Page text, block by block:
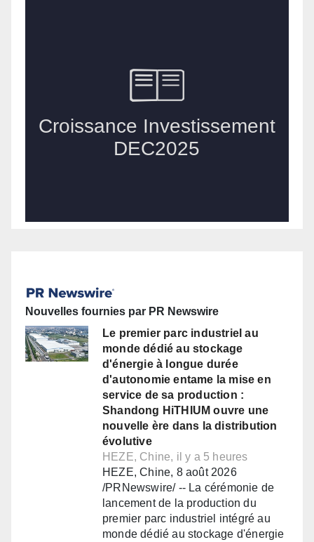
Nouvelles fournies par PR Newswire
Le premier parc industriel au
monde dédié au stockage
d'énergie à longue durée
d'autonomie entame la mise en
service de sa production :
Shandong HiTHIUM ouvre une
nouvelle ère dans la distribution
évolutive
HEZE, Chine, il y a 5 heures
HEZE, Chine, 8 août 2026
/PRNewswire/ -- La cérémonie de
lancement de la production du
premier parc industriel intégré au
monde dédié au stockage d'énergie